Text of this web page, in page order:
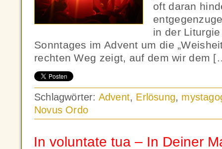
oft daran
in der
Sonntages im Advent um die
rechten Weg zeigt, auf dem wir dem
Schlagwörter: Advent, Erlösung,
Novus Ordo
In voluntate tua – In Deiner